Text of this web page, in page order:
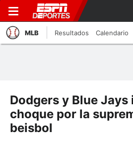
MLB Resultados Calendario
Dodgers y Blue Jays
choque por la
beisbol